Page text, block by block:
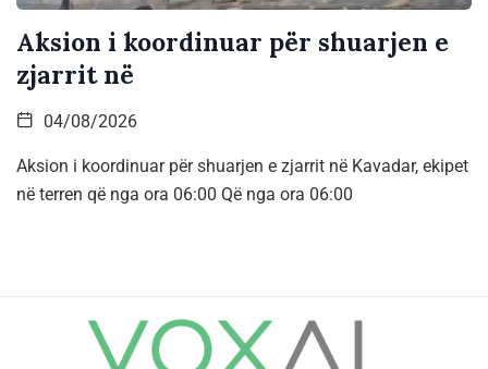
Aksion i koordinuar për shuarjen e
zjarrit në
04/08/2026
Aksion i koordinuar për shuarjen e zjarrit në Kavadar, ekipet
në terren që nga ora 06:00 Që nga ora 06:00